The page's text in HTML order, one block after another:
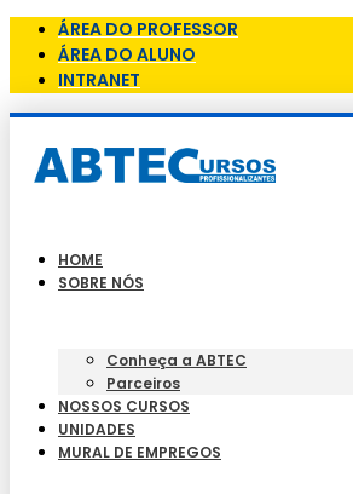
ÁREA DO PROFESSOR
ÁREA DO ALUNO
INTRANET
HOME
SOBRE NÓS
Conheça a ABTEC
Parceiros
NOSSOS CURSOS
UNIDADES
MURAL DE EMPREGOS